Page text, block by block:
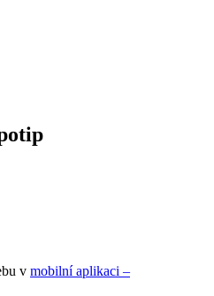
v mobilní aplikaci –